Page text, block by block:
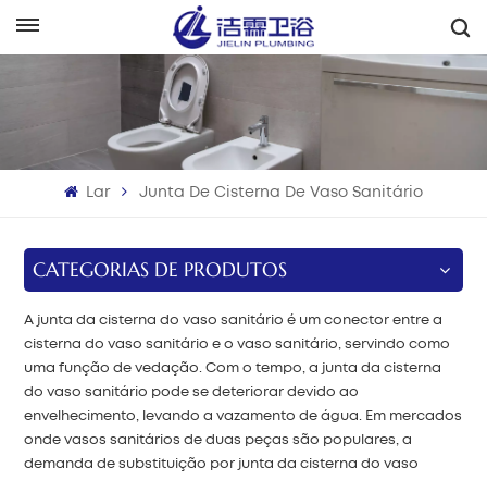
Français
Italiano
Русский
Español
Português
بالعربية
Lar Junta De Cisterna De Vaso Sanitário
CATEGORIAS DE PRODUTOS
A junta da cisterna do vaso sanitário é um conector entre a
cisterna do vaso sanitário e o vaso sanitário, servindo como
uma função de vedação. Com o tempo, a junta da cisterna
do vaso sanitário pode se deteriorar devido ao
envelhecimento, levando a vazamento de água. Em mercados
onde vasos sanitários de duas peças são populares, a
demanda de substituição por junta da cisterna do vaso